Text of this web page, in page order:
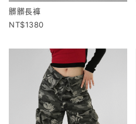
髒髒長褲
1380